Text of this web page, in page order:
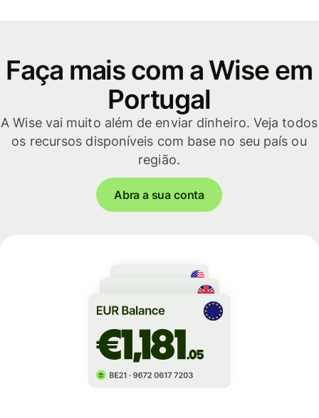
Faça mais com a Wise em
Portugal
A Wise vai muito além de enviar dinheiro. Veja todos
os recursos disponíveis com base no seu país ou
região.
Abra a sua conta